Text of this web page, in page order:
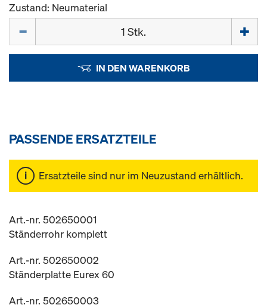
Zustand: Neumaterial
IN DEN WARENKORB
PASSENDE ERSATZTEILE
Ersatzteile sind nur im Neuzustand erhältlich.
Art.-nr. 502650001
Ständerrohr komplett
Art.-nr. 502650002
Ständerplatte Eurex 60
Art.-nr. 502650003